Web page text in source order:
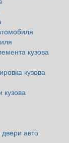
кузова
кузова
кузова
двери авто